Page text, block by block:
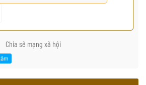
Chia sẽ mạng xã hội